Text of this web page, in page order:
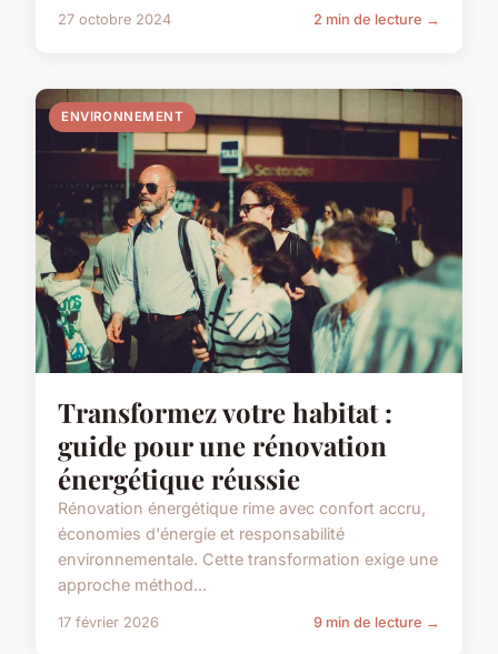
27 octobre 2024 2 min de lecture →
ENVIRONNEMENT
Transformez votre habitat :
guide pour une rénovation
énergétique réussie
Rénovation énergétique rime avec confort accru,
économies d'énergie et responsabilité
environnementale. Cette transformation exige une
approche méthod...
17 février 2026 9 min de lecture →